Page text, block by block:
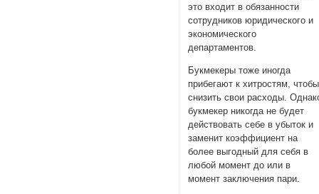
это входит в обязанности
сотрудников юридического и
экономического
департаментов.
Букмекеры тоже иногда
прибегают к хитростям, чтобы
снизить свои расходы.
букмекер никогда не будет
действовать себе в убыток и
заменит коэффициент на
более выгодный для себя в
любой момент до или в
момент заключения пари.